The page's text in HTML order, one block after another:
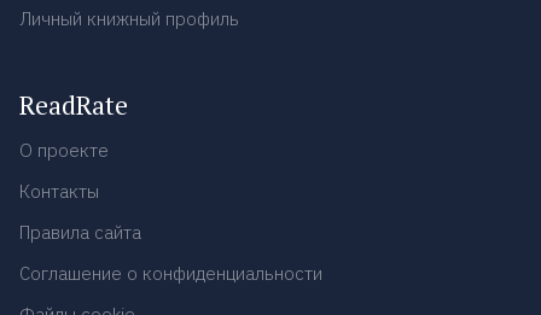
Личный книжный профиль
ReadRate
О проекте
Контакты
Правила сайта
Соглашение о конфиденциальности